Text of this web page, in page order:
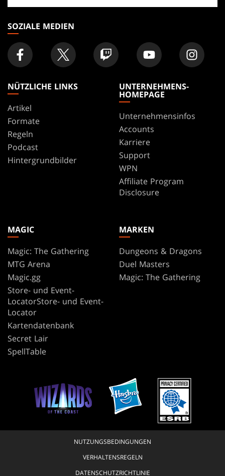
Geschäft
SOZIALE MEDIEN
NÜTZLICHE LINKS
Artikel
Formate
Regeln
Podcast
Hintergrundbilder
UNTERNEHMENS-
HOMEPAGE
Unternehmensinfos
Accounts
Karriere
Support
WPN
Affiliate Program
Disclosure
MAGIC
Magic: The Gathering
MTG Arena
Magic.gg
Store- und Event-
LocatorStore- und Event-
Locator
Kartendatenbank
Secret Lair
SpellTable
MARKEN
Dungeons & Dragons
Duel Masters
Magic: The Gathering
NUTZUNGSBEDINGUNGEN
VERHALTENSREGELN
DATENSCHUTZRICHTLINIE